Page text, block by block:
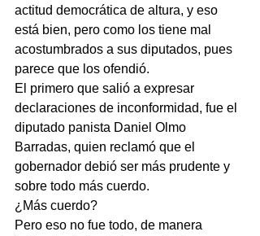
actitud democrática de altura, y eso
está bien, pero como los tiene mal
acostumbrados a sus diputados, pues
parece que los ofendió.
El primero que salió a expresar
declaraciones de inconformidad, fue el
diputado panista Daniel Olmo
Barradas, quien reclamó que el
gobernador debió ser más prudente y
sobre todo más cuerdo.
¿Más cuerdo?
Pero eso no fue todo, de manera